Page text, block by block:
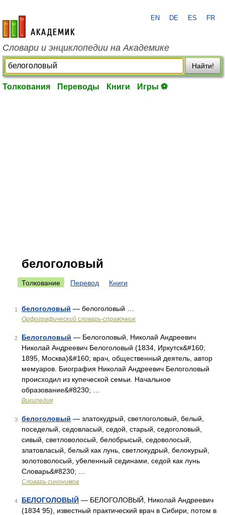
academic.ru
EN DE ES FR
Словари и энциклопедии на Академике
Найти!
Толкования Переводы Книги Игры ⚽
белоголовый
Толкование Перевод Книги
1 белоголовый — белоголовый …
Орфографический словарь-справочник
2 Белоголовый — Белоголовый, Николай Андреевич
Николай Андреевич Белоголовый (1834, Иркутск&#160;
1895, Москва)&#160; врач, общественный деятель, автор
мемуаров. Биография Николай Андреевич Белоголовый
происходил из купеческой семьи. Начальное
образование&#8230; …
Википедия
3 белоголовый — златокудрый, светлоголовый, белый,
поседелый, седовласый, седой, старый, седоголовый,
сивый, светловолосый, белобрысый, седоволосый,
златовласый, белый как лунь, светлокудрый, белокурый,
золотоволосый, убеленный сединами, седой как лунь
Словарь&#8230; …
Словарь синонимов
4 БЕЛОГОЛОВЫЙ — БЕЛОГОЛОВЫЙ, Николай Андреевич
(1834 95), известный практический врач в Сибири, потом в